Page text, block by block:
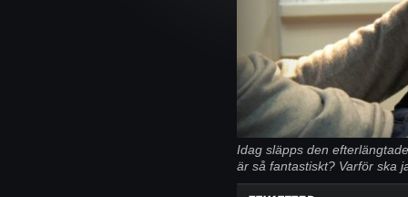
Idag släpps den
är så fantastiskt? Varför ska